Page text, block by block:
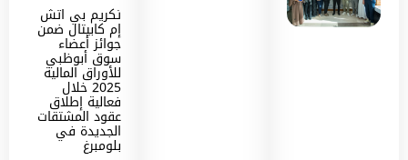
تكريم بي اتش
إم كابيتال ضمن
جوائز أعضاء
سوق أبوظبي
للأوراق المالية
2025 خلال
فعالية إطلاق
عقود المشتقات
الجديدة في
بلومبرغ